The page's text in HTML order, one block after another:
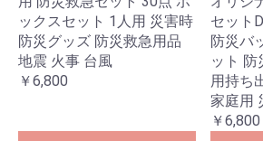
ックスセット 1人用 災害時
防災グッズ 防災救急用品
地震 火事 台風
￥6,800
セット
防災バ
ット 防
用持ち
家庭用
￥6,800